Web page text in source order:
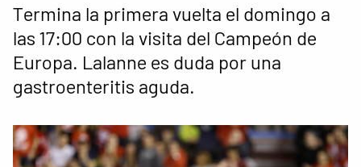
Termina la primera vuelta el domingo a
las 17:00 con la visita del Campeón de
Europa. Lalanne es duda por una
gastroenteritis aguda.